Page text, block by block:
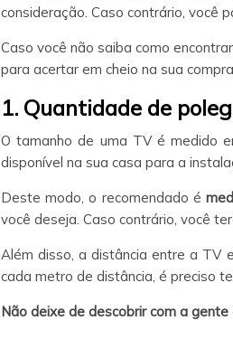
consideração. Caso contrário, você
Caso você não saiba como
para acertar em cheio na sua
1. Quantidade de
O tamanho de uma TV é medido
disponível na sua casa para a
Deste modo, o recomendado é
você deseja. Caso contrário, você
Além disso, a distância entre a TV
cada metro de distância, é preciso
Não deixe de descobrir com a